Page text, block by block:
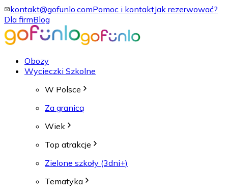
kontakt@gofunlo.comPomoc i kontaktJak rezerwować?
Dla firmBlog
Obozy
Wycieczki Szkolne
W Polsce
Za granicą
Wiek
Top atrakcje
Zielone szkoły (3dni+)
Tematyka